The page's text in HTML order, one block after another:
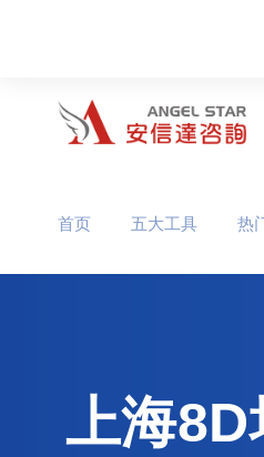
首页 五大工具 热
上海